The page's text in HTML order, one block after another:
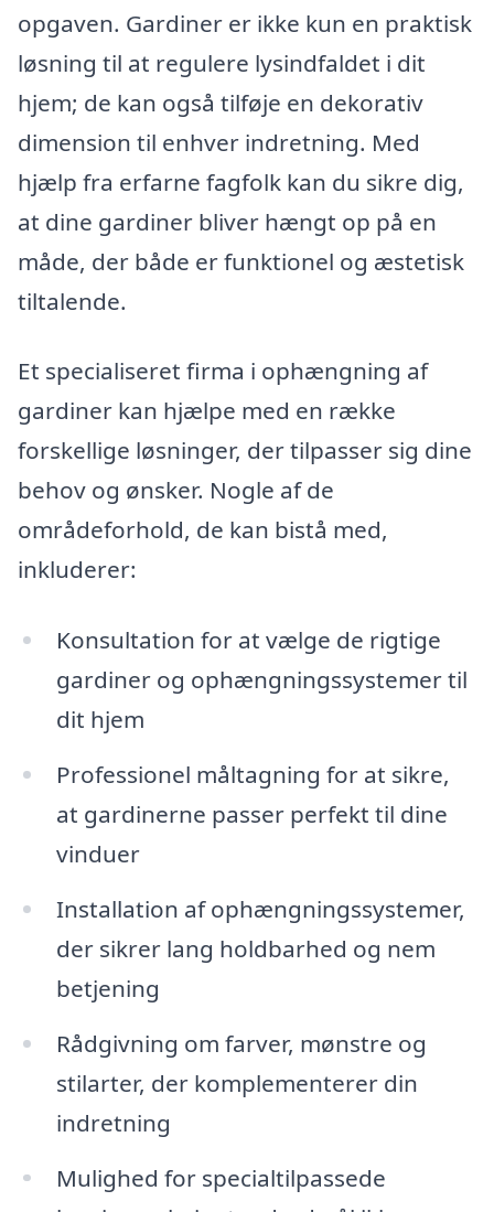
opgaven. Gardiner er ikke kun en praktisk
løsning til at regulere lysindfaldet i dit
hjem; de kan også tilføje en dekorativ
dimension til enhver indretning. Med
hjælp fra erfarne fagfolk kan du sikre dig,
at dine gardiner bliver hængt op på en
måde, der både er funktionel og æstetisk
tiltalende.
Et specialiseret firma i ophængning af
gardiner kan hjælpe med en række
forskellige løsninger, der tilpasser sig dine
behov og ønsker. Nogle af de
områdeforhold, de kan bistå med,
inkluderer:
Konsultation for at vælge de rigtige
gardiner og ophængningssystemer til
dit hjem
Professionel måltagning for at sikre,
at gardinerne passer perfekt til dine
vinduer
Installation af ophængningssystemer,
der sikrer lang holdbarhed og nem
betjening
Rådgivning om farver, mønstre og
stilarter, der komplementerer din
indretning
Mulighed for specialtilpassede